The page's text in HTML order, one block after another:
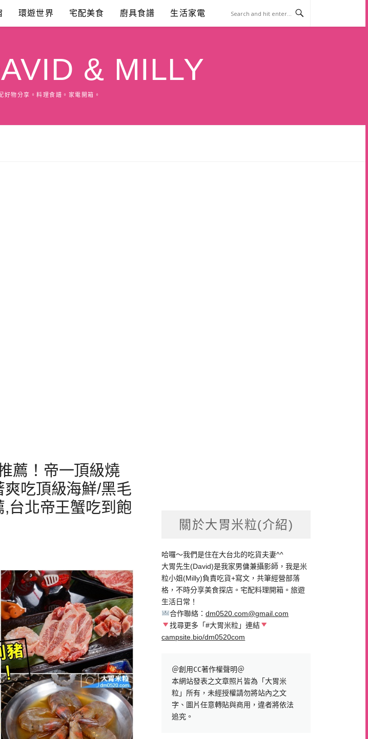
環遊世界 宅配美食 廚具食譜 生活家電
& MILLY
好物分享。料理食譜。家電開箱。
薦！帝一頂級燒
吃頂級海鮮/黑毛
台北帝王蟹吃到飽
關於大胃米粒(介紹)
哈囉～我們是住在大台北的吃貨夫妻^^
大胃先生(David)是我家男傭兼攝影師，我是米
粒小姐(Milly)負責吃貨+寫文，共筆經營部落
格，不時分享美食探店。宅配料理開箱。旅遊
生活日常！
合作聯絡：dm0520.com@gmail.com
找尋更多「#大胃米粒」連結
campsite.bio/dm0520com
＠創用CC著作權聲明＠
本網站發表之文章照片皆為「大胃米
粒」所有，未經授權請勿將站內之文
字、圖片任意轉貼與商用，違者將依法
追究。